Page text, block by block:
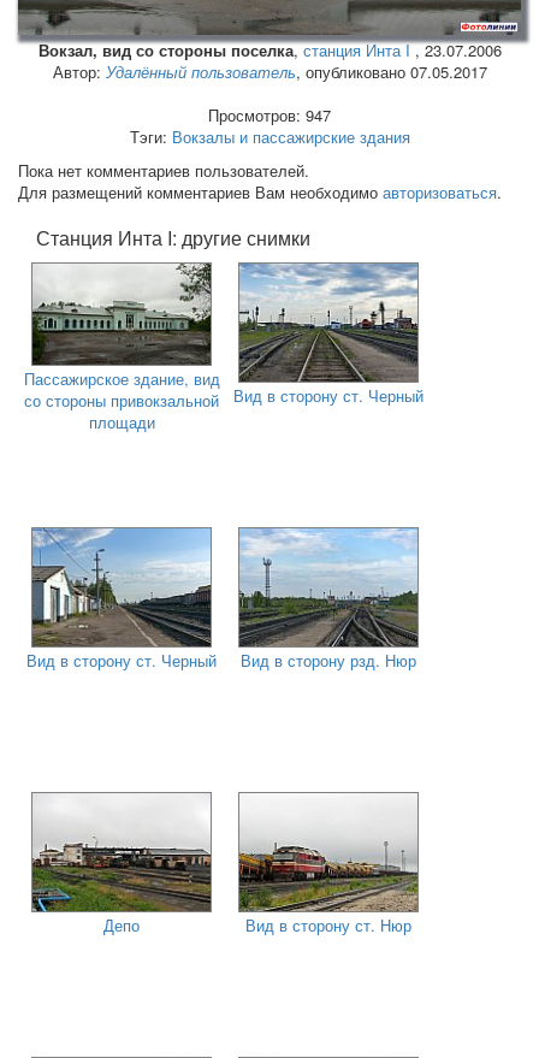
Вокзал, вид со стороны поселка,станция Инта I ,23.07.2006
Автор: Удалённый пользователь, опубликовано 07.05.2017
Просмотров: 947
Тэги: Вокзалы и пассажирские здания
Пока нет комментариев пользователей.
Для размещений комментариев Вам необходимо авторизоваться.
Станция Инта I: другие снимки
Пассажирское здание, вид
со стороны привокзальной
площади
Вид в сторону ст. Черный
Вид в сторону ст. Черный Вид в сторону рзд. Нюр
Депо Вид в сторону ст. Нюр